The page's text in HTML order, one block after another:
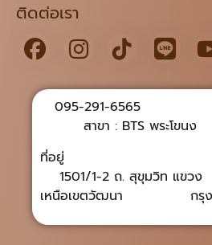
ติดต่อเรา
095-291-6565
สาขา : BTS พระโขนง
ที่อยู่
1501/1-2 ถ. สุขุมวิท แ
เหนือเขตวัฒนา กรุงเทพ